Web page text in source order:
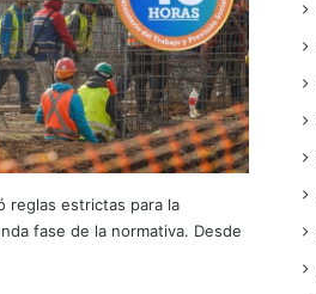
reglas estrictas para la
fase de la normativa. Desde